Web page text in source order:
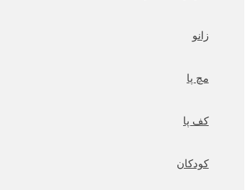
زانو
مچ پا
کف پا
کودکان